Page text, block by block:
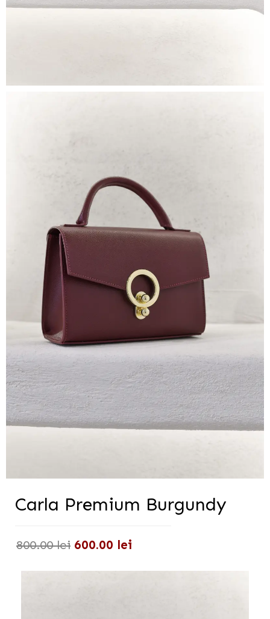
Carla Premium Burgundy
800.00lei 600.00 lei